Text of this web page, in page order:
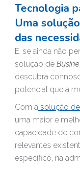
Tecnologia
Uma
das
E, se ainda não
solução de
descubra
potencial que a
Com a solução
uma maior e
capacidade de
relevantes
específico, na